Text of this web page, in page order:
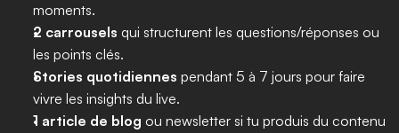
moments.
2 carrousels qui structurent les questions/réponses ou
les points clés.
Stories quotidiennes pendant 5 à 7 jours pour faire
vivre les insights du live.
1 article de blog ou newsletter si tu produis du contenu